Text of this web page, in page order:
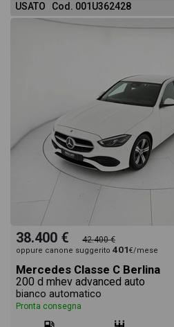
USATO Cod. 001U362428
38.400 € 42.400 €
oppure canone suggerito 401€/mese
Mercedes Classe C Berlina
200 d mhev advanced auto
bianco automatico
Pronta consegna